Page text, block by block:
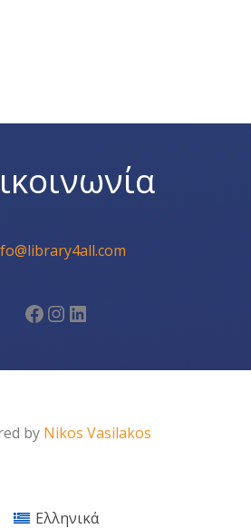
Facebook
Instagram
Linkedin
by Nikos Vasilakos
Ελληνικά